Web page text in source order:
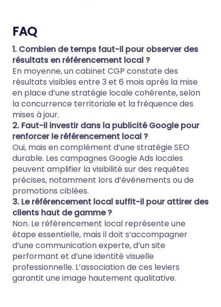
FAQ
1. Combien de temps faut-il pour observer des
résultats en référencement local ?
En moyenne, un cabinet CGP constate des
résultats visibles entre 3 et 6 mois après la mise
en place d’une stratégie locale cohérente, selon
la concurrence territoriale et la fréquence des
mises à jour.
2. Faut-il investir dans la publicité Google pour
renforcer le référencement local ?
Oui, mais en complément d’une stratégie SEO
durable. Les campagnes Google Ads locales
peuvent amplifier la visibilité sur des requêtes
précises, notamment lors d’événements ou de
promotions ciblées.
3. Le référencement local suffit-il pour attirer des
clients haut de gamme ?
Non. Le référencement local représente une
étape essentielle, mais il doit s’accompagner
d’une communication experte, d’un site
performant et d’une identité visuelle
professionnelle. L’association de ces leviers
garantit une image hautement qualitative.